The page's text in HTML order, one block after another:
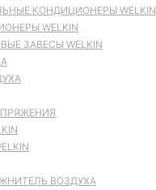
КОНДИЦИОНЕРЫ WELKIN
WELKIN
ЗАВЕСЫ WELKIN
ВОЗДУХА